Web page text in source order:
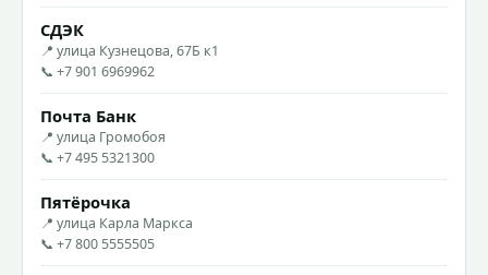
СДЭК
📍 улица Кузнецова, 67Б к1
📞 +7 901 6969962
Почта Банк
📍 улица Громобоя
📞 +7 495 5321300
Пятёрочка
📍 улица Карла Маркса
📞 +7 800 5555505